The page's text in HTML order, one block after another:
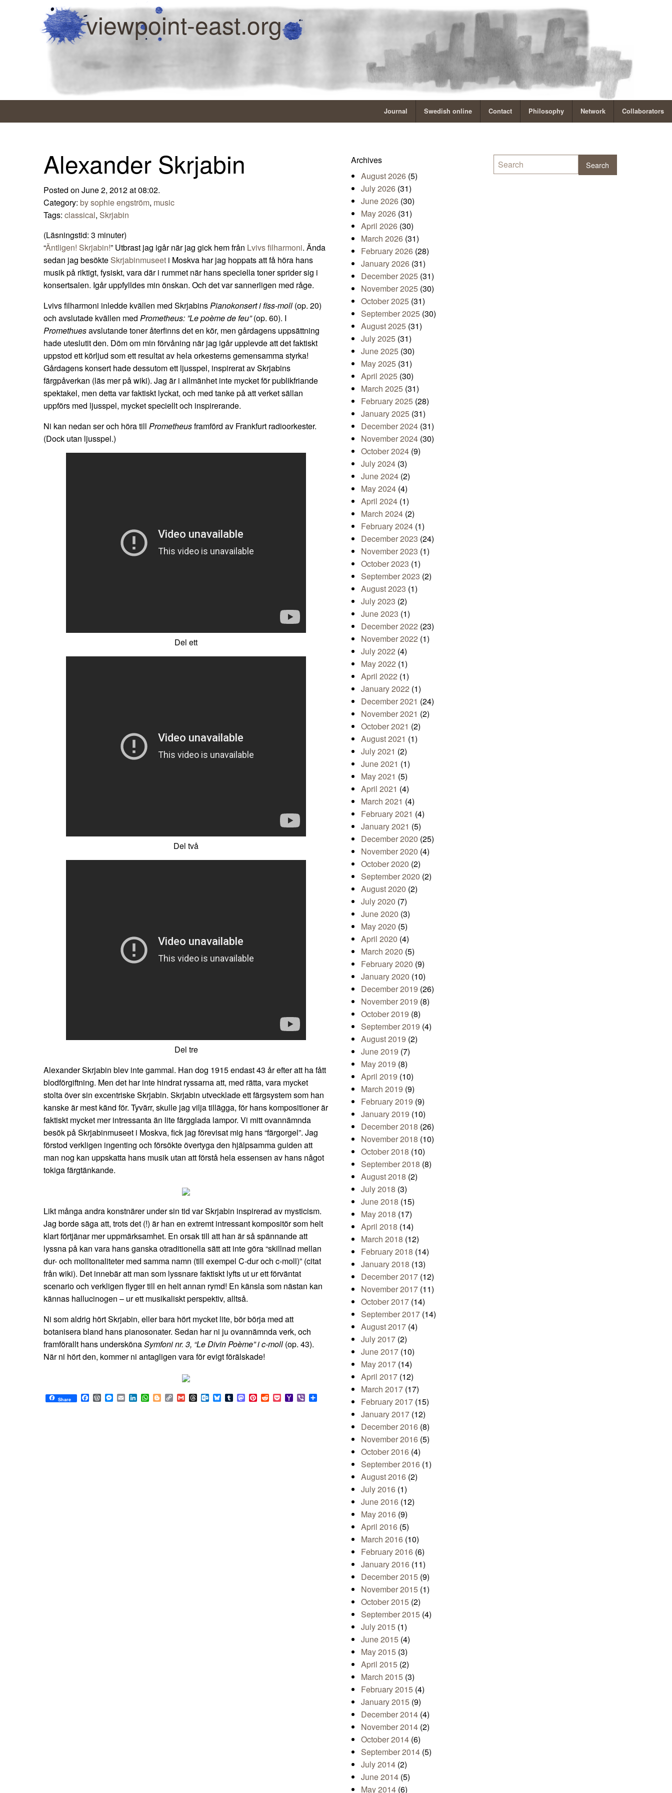
viewpoint-east.org
Journal Swedish online Contact Philosophy Network Collaborators
Alexander Skrjabin
Posted on June 2, 2012 at 08:02.
Category: by sophie engström, music
Tags: classical, Skrjabin
(Läsningstid: 3 minuter)
“Äntligen! Skrjabin!” Utbrast jag igår när jag gick hem från Lvivs filharmoni. Ända
sedan jag besökte Skrjabinmuseet i Moskva har jag hoppats att få höra hans
musik på riktigt, fysiskt, vara där i rummet när hans speciella toner sprider sig i
konsertsalen. Igår uppfylldes min önskan. Och det var sannerligen med råge.
Lvivs filharmoni inledde kvällen med SkrjabinsPianokonsert i fiss-moll (op. 20)
och avslutade kvällen med Prometheus: ”Le poème de feu”(op. 60). I
Promethuesavslutande toner återfinns det en kör, men gårdagens uppsättning
hade uteslutit den. Döm om min förvåning när jag igår upplevde att det faktiskt
uppstod ett körljud som ett resultat av hela orkesterns gemensamma styrka!
Gårdagens konsert hade dessutom ett ljusspel, inspirerat av Skrjabins
färgpåverkan (läs mer på wiki). Jag är i allmänhet inte mycket för publikfriande
spektakel, men detta var faktiskt lyckat, och med tanke på att verket sällan
uppförs med ljusspel, mycket speciellt och inspirerande.
Ni kan nedan ser och höra till Prometheusframförd av Frankfurt radioorkester.
(Dock utan ljusspel.)
Del ett
Del två
Del tre
Alexander Skrjabin blev inte gammal. Han dog 1915 endast 43 år efter att ha fått
blodförgiftning. Men det har inte hindrat ryssarna att, med rätta, vara mycket
stolta över sin excentriske Skrjabin. Skrjabin utvecklade ett färgsystem som han
kanske är mest känd för. Tyvärr, skulle jag vilja tillägga, för hans kompositioner är
faktiskt mycket mer intressanta än lite färgglada lampor. Vi mitt ovannämnda
besök på Skrjabinmuseet i Moskva, fick jag förevisat mig hans “färgorgel”. Jag
förstod verkligen ingenting och försökte övertyga den hjälpsamma guiden att
man nog kan uppskatta hans musik utan att förstå hela essensen av hans något
tokiga färgtänkande.
Likt många andra konstnärer under sin tid var Skrjabin inspirerad av mysticism.
Jag borde säga att, trots det (!) är han en extremt intressant kompositör som helt
klart förtjänar mer uppmärksamhet. En orsak till att han är så spännande att
lyssna på kan vara hans ganska otraditionella sätt att inte göra “skillnad mellan
dur- och molltonaliteter med samma namn (till exempel C-dur och c-moll)” (citat
från wiki). Det innebär att man som lyssnare faktiskt lyfts ut ur ett förväntat
scenario och verkligen flyger till en helt annan rymd! En känsla som nästan kan
kännas hallucinogen – ur ett musikaliskt perspektiv, alltså.
Ni som aldrig hört Skrjabin, eller bara hört mycket lite, bör börja med att
botanisera bland hans pianosonater. Sedan har ni ju ovannämnda verk, och
framförallt hans underskönaSymfoni nr. 3, “Le Divin Poème” i c-moll (op. 43).
När ni hört den, kommer ni antagligen vara för evigt förälskade!
Share Facebook
WordPress
Messenger
EmailLinkedIn
WhatsApp
BloggerCopy
Link
GmailThreadsOutlook.com
Bluesky
TumblrMastodon
Pinterest
RedditPocketYahoo
Mail
Viber
Archives
August 2026 (5)
July 2026 (31)
June 2026 (30)
May 2026 (31)
April 2026 (30)
March 2026 (31)
February 2026 (28)
January 2026 (31)
December 2025 (31)
November 2025 (30)
October 2025 (31)
September 2025 (30)
August 2025 (31)
July 2025 (31)
June 2025 (30)
May 2025 (31)
April 2025 (30)
March 2025 (31)
February 2025 (28)
January 2025 (31)
December 2024 (31)
November 2024 (30)
October 2024 (9)
July 2024 (3)
June 2024 (2)
May 2024 (4)
April 2024 (1)
March 2024 (2)
February 2024 (1)
December 2023 (24)
November 2023 (1)
October 2023 (1)
September 2023 (2)
August 2023 (1)
July 2023 (2)
June 2023 (1)
December 2022 (23)
November 2022 (1)
July 2022 (4)
May 2022 (1)
April 2022 (1)
January 2022 (1)
December 2021 (24)
November 2021 (2)
October 2021 (2)
August 2021 (1)
July 2021 (2)
June 2021 (1)
May 2021 (5)
April 2021 (4)
March 2021 (4)
February 2021 (4)
January 2021 (5)
December 2020 (25)
November 2020 (4)
October 2020 (2)
September 2020 (2)
August 2020 (2)
July 2020 (7)
June 2020 (3)
May 2020 (5)
April 2020 (4)
March 2020 (5)
February 2020 (9)
January 2020 (10)
December 2019 (26)
November 2019 (8)
October 2019 (8)
September 2019 (4)
August 2019 (2)
June 2019 (7)
May 2019 (8)
April 2019 (10)
March 2019 (9)
February 2019 (9)
January 2019 (10)
December 2018 (26)
November 2018 (10)
October 2018 (10)
September 2018 (8)
August 2018 (2)
July 2018 (3)
June 2018 (15)
May 2018 (17)
April 2018 (14)
March 2018 (12)
February 2018 (14)
January 2018 (13)
December 2017 (12)
November 2017 (11)
October 2017 (14)
September 2017 (14)
August 2017 (4)
July 2017 (2)
June 2017 (10)
May 2017 (14)
April 2017 (12)
March 2017 (17)
February 2017 (15)
January 2017 (12)
December 2016 (8)
November 2016 (5)
October 2016 (4)
September 2016 (1)
August 2016 (2)
July 2016 (1)
June 2016 (12)
May 2016 (9)
April 2016 (5)
March 2016 (10)
February 2016 (6)
January 2016 (11)
December 2015 (9)
November 2015 (1)
October 2015 (2)
September 2015 (4)
July 2015 (1)
June 2015 (4)
May 2015 (3)
April 2015 (2)
March 2015 (3)
February 2015 (4)
January 2015 (9)
December 2014 (4)
November 2014 (2)
October 2014 (6)
September 2014 (5)
July 2014 (2)
June 2014 (5)
May 2014 (6)